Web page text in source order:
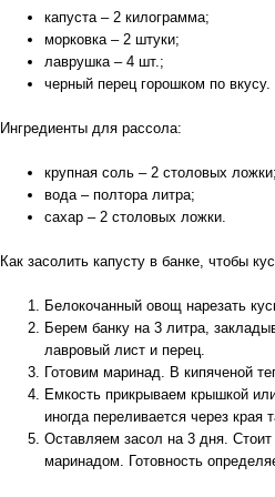
капуста – 2 килограмма;
морковка – 2 штуки;
лаврушка – 4 шт.;
черный перец горошком по вкусу.
Ингредиенты для рассола:
крупная соль – 2 столовых
вода – полтора литра;
сахар – 2 столовых ложки.
Как засолить капусту в банке, чтобы
Белокочанный овощ нарезать
Берем банку на 3 литра,
лавровый лист и перец.
Готовим маринад. В кипяченой
Емкость прикрываем крышкой
иногда переливается через края
Оставляем засол на 3 дня.
маринадом. Готовность